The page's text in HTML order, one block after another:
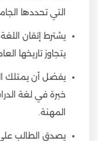
التي تحددها
يشترط إتقان
يتجاوز تاريخها
يفضل أن يمتلك
خبرة في لغة
المهنة.
يصدق الطالب على